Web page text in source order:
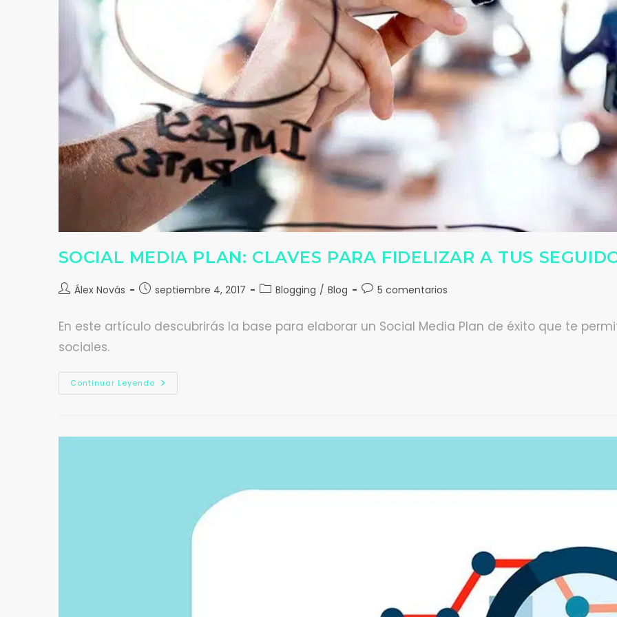
SOCIAL MEDIA PLAN: CLAVES PARA FIDELIZAR A TUS
Álex Novás septiembre 4, 2017 Blogging / Blog 5 comentarios
En este artículo descubrirás la base para elaborar un Social Media Plan de éxito que te
sociales.
Continuar Leyendo